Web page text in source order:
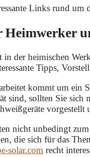
Links rund um
Heimwerker
in der heimischen
Tipps,
kommt um ein
sind, sollten Sie sich
nicht unbedingt
die sich für das
solar.com recht